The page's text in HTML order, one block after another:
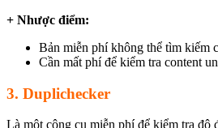
+ Nhược điểm:
Bản miễn phí không thể tìm kiếm
Cần mất phí để kiểm tra content
3. Duplichecker
Là một công cụ miễn phí để kiểm tra độ